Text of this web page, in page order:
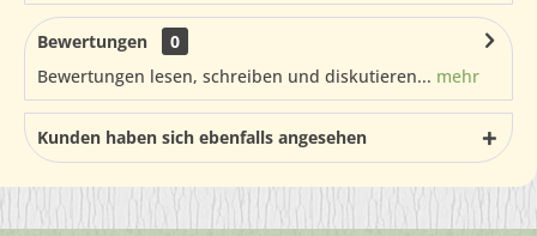
Bewertungen
0
Bewertungen lesen, schreiben und diskutieren... mehr
Kunden haben sich ebenfalls angesehen